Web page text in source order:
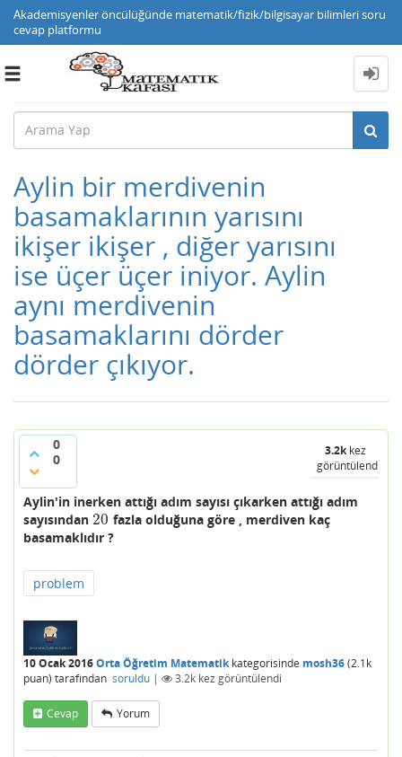
Akademisyenler öncülüğünde matematik/fizik/bilgisayar bilimleri soru
cevap platformu
Toggle
Aylin bir merdivenin
basamaklarının yarısını
ikişer ikişer , diğer yarısını
ise üçer üçer iniyor. Aylin
aynı merdivenin
basamaklarını dörder
dörder çıkıyor.
0
0
3.2kkez
görüntülendi
Aylin'in inerken attığı adım sayısı çıkarken attığı adım
sayısından 20
20 fazla olduğuna göre , merdiven kaç
basamaklıdır ?
problem
10 Ocak 2016Orta Öğretim Matematikkategorisinde mosh36(2.1k
puan) tarafından soruldu | 3.2k kez görüntülendi
Cevap Yorum